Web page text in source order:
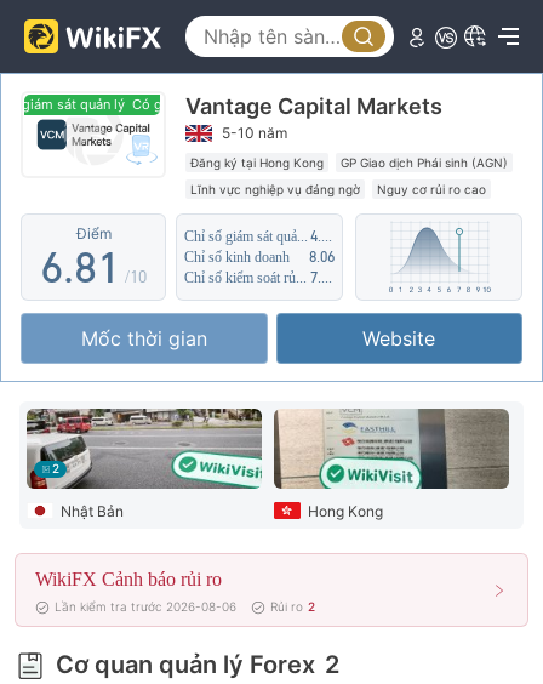
giám sát quản lý Có giám sát quản lýVantage Capital Markets
5-10 năm
Đăng ký tại Hong Kong
GP Giao dịch Phái sinh (AGN)
Lĩnh vực nghiệp vụ đáng ngờ
Nguy cơ rủi ro cao
Điểm
1
2
3
5
6
7
8
9
.
3
4
5
7
8
9
0
1
2
3
4
5
6
7
8
9
/10
Chỉ số kinh doanh
8.06
Mốc thời gian Website
2
Nhật Bản Hong Kong
WikiFX Cảnh báo rủi ro
Lần kiểm tra trước 2026-08-06 Rủi ro 2
Cơ quan quản lý Forex 2